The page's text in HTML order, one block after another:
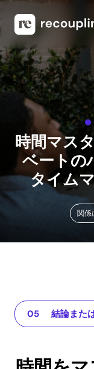
時間マス
ベートの
タイム
関係
時間をマスター
あなたの
問題の理
実践的な
結論また